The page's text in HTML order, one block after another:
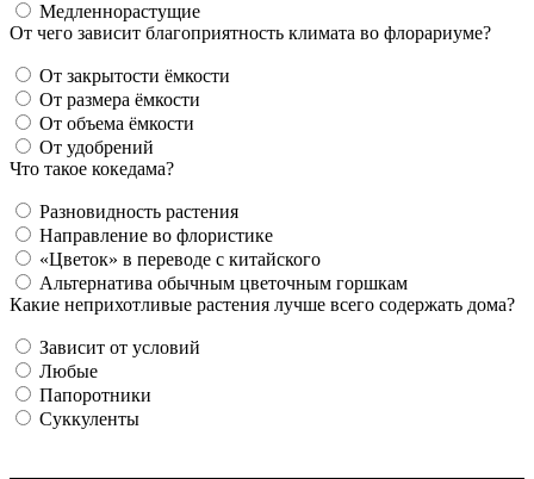
Медленнорастущие
От чего зависит благоприятность климата во флорариуме?
От закрытости ёмкости
От размера ёмкости
От объема ёмкости
От удобрений
Что такое кокедама?
Разновидность растения
Направление во флористике
«Цветок» в переводе с китайского
Альтернатива обычным цветочным горшкам
Какие неприхотливые растения лучше всего содержать дома?
Зависит от условий
Любые
Папоротники
Суккуленты